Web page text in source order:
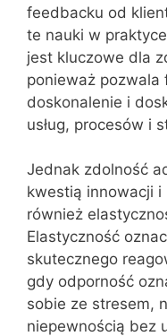
feedbacku od
te nauki w
jest kluczowe dla
ponieważ pozwala
doskonalenie i
usług, procesów i
Jednak zdolność
kwestią innowacji i
również
Elastyczność
skutecznego
gdy odporność
sobie ze stresem,
niepewnością bez